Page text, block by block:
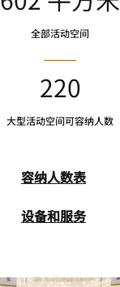
全部活动空间
220
大型活动空间可容纳人数
容纳人数表
设备和服务